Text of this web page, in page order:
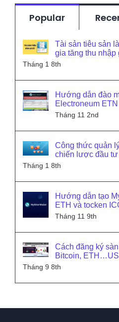
Popular
Tài sản tiêu sản
gia tăng thu nhập
Tháng 1 8th
Hướng dẫn đào
Electroneum ETN
Tháng 11 2nd
Công thức quản
chiến lược đầu tư
Tháng 1 8th
Hướng dẫn tạo
ETH và tocken
Tháng 11 9th
Cách đăng ký
Bitcoin,
Tháng 9 8th